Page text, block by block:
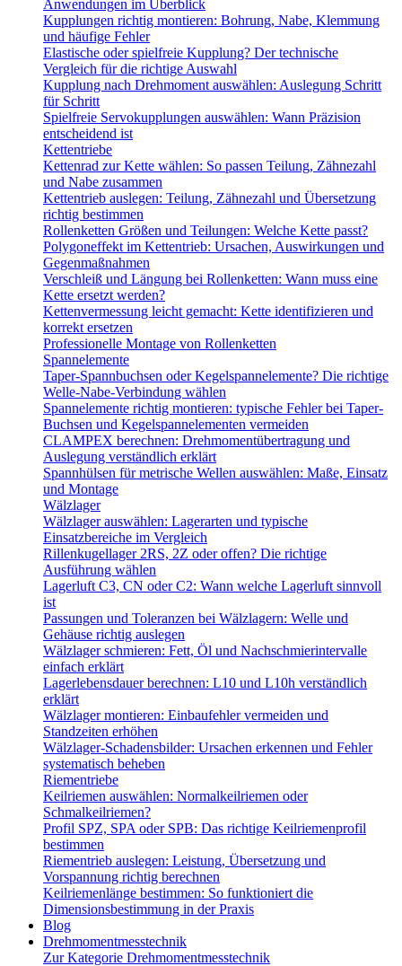
Anwendungen im Überblick
Kupplungen richtig montieren: Bohrung, Nabe, Klemmung
und häufige Fehler
Elastische oder spielfreie Kupplung? Der technische
Vergleich für die richtige Auswahl
Kupplung nach Drehmoment auswählen: Auslegung Schritt
für Schritt
Spielfreie Servokupplungen auswählen: Wann Präzision
entscheidend ist
Kettentriebe
Kettenrad zur Kette wählen: So passen Teilung, Zähnezahl
und Nabe zusammen
Kettentrieb auslegen: Teilung, Zähnezahl und Übersetzung
richtig bestimmen
Rollenketten Größen und Teilungen: Welche Kette passt?
Polygoneffekt im Kettentrieb: Ursachen, Auswirkungen und
Gegenmaßnahmen
Verschleiß und Längung bei Rollenketten: Wann muss eine
Kette ersetzt werden?
Kettenvermessung leicht gemacht: Kette identifizieren und
korrekt ersetzen
Professionelle Montage von Rollenketten
Spannelemente
Taper-Spannbuchsen oder Kegelspannelemente? Die richtige
Welle-Nabe-Verbindung wählen
Spannelemente richtig montieren: typische Fehler bei Taper-
Buchsen und Kegelspannelementen vermeiden
CLAMPEX berechnen: Drehmomentübertragung und
Auslegung verständlich erklärt
Spannhülsen für metrische Wellen auswählen: Maße, Einsatz
und Montage
Wälzlager
Wälzlager auswählen: Lagerarten und typische
Einsatzbereiche im Vergleich
Rillenkugellager 2RS, 2Z oder offen? Die richtige
Ausführung wählen
Lagerluft C3, CN oder C2: Wann welche Lagerluft sinnvoll
ist
Passungen und Toleranzen bei Wälzlagern: Welle und
Gehäuse richtig auslegen
Wälzlager schmieren: Fett, Öl und Nachschmierintervalle
einfach erklärt
Lagerlebensdauer berechnen: L10 und L10h verständlich
erklärt
Wälzlager montieren: Einbaufehler vermeiden und
Standzeiten erhöhen
Wälzlager-Schadensbilder: Ursachen erkennen und Fehler
systematisch beheben
Riementriebe
Keilriemen auswählen: Normalkeilriemen oder
Schmalkeilriemen?
Profil SPZ, SPA oder SPB: Das richtige Keilriemenprofil
bestimmen
Riementrieb auslegen: Leistung, Übersetzung und
Vorspannung richtig berechnen
Keilriemenlänge bestimmen: So funktioniert die
Dimensionsbestimmung in der Praxis
Blog
Drehmomentmesstechnik
Zur Kategorie Drehmomentmesstechnik